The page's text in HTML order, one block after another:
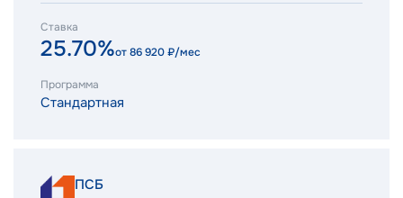
Ставка
25.70%от86 920₽/мес
Программа
Стандартная
ПСБ